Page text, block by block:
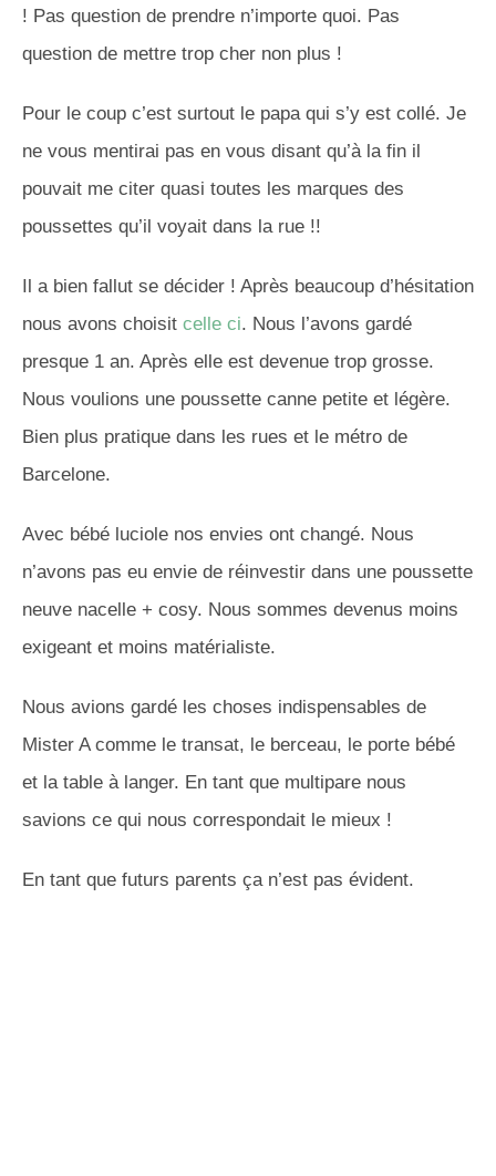
! Pas question de prendre n’importe quoi. Pas
question de mettre trop cher non plus !
Pour le coup c’est surtout le papa qui s’y est collé. Je
ne vous mentirai pas en vous disant qu’à la fin il
pouvait me citer quasi toutes les marques des
poussettes qu’il voyait dans la rue !!
Il a bien fallut se décider ! Après beaucoup d’hésitation
nous avons choisit celle ci. Nous l’avons gardé
presque 1 an. Après elle est devenue trop grosse.
Nous voulions une poussette canne petite et légère.
Bien plus pratique dans les rues et le métro de
Barcelone.
Avec bébé luciole nos envies ont changé. Nous
n’avons pas eu envie de réinvestir dans une poussette
neuve nacelle + cosy. Nous sommes devenus moins
exigeant et moins matérialiste.
Nous avions gardé les choses indispensables de
Mister A comme le transat, le berceau, le porte bébé
et la table à langer. En tant que multipare nous
savions ce qui nous correspondait le mieux !
En tant que futurs parents ça n’est pas évident.